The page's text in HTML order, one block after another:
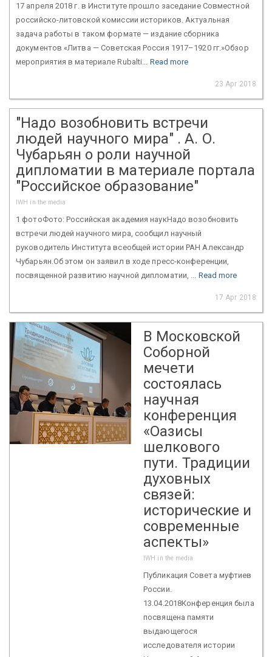
17 апреля 2018 г. в Институте прошло заседание Совместной
российско-литовской комиссии историков. Актуальная
задача работы в таком формате — издание сборника
документов «Литва — Советская Россия 1917–1920 гг.»Обзор
мероприятия в материале Rubalti... Read more
23 Apr 2018
"Надо возобновить встречи
людей научного мира" . А. О.
Чубарьян о роли научной
дипломатии в материале портала
"Российское образование"
IWH in the media
1 фотоФото: Российская академия наукНадо возобновить
встречи людей научного мира, сообщил научный
руководитель Института всеобщей истории РАН Александр
Чубарьян.Об этом он заявил в ходе пресс-конференции,
посвященной развитию научной дипломатии, ... Read more
17 Apr 2018
В Московской
Соборной
мечети
состоялась
научная
конференция
«Оазисы
шелкового
пути. Традиции
духовных
связей:
исторические и
современные
аспекты»
IWH in the media
Публикация Совета муфтиев
России.
13.04.2018Конференция была
посвящена памяти
выдающегося
исследователя истории